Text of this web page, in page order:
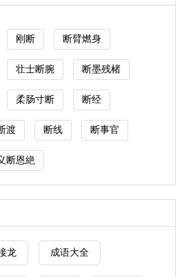
刚断 断臂燃身
壮士断腕 断墨残楮
柔肠寸断 断经
渡 断线 断事官
断恩絶
龙 成语大全